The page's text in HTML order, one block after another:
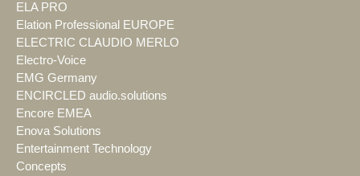
ELA PRO
Elation Professional EUROPE
ELECTRIC CLAUDIO MERLO
Electro-Voice
EMG Germany
ENCIRCLED audio.solutions
Encore EMEA
Enova Solutions
Entertainment Technology
Concepts